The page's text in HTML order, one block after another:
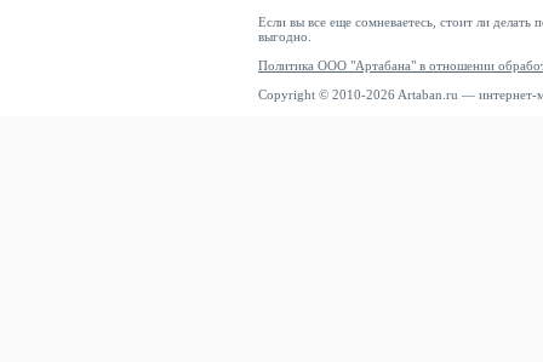
Если вы все еще сомневаетесь, стоит ли делать
выгодно.
Политика ООО "Артабана" в отношении
Copyright © 2010-2026 Artaban.ru — интернет-